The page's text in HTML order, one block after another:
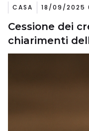
CASA 18/09/2025
Cessione dei
chiarimenti